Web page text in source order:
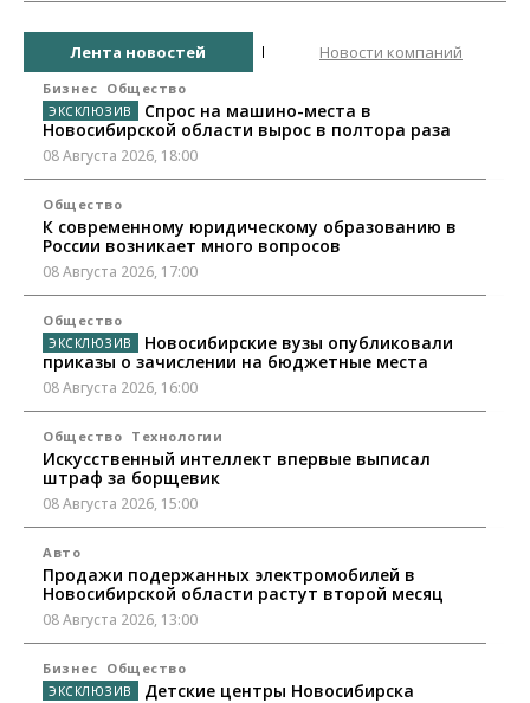
Лента новостей Новости компаний
Бизнес Общество
Спрос на машино-места в
Новосибирской области вырос в полтора раза
08 Августа 2026, 18:00
Общество
К современному юридическому образованию в
России возникает много вопросов
08 Августа 2026, 17:00
Общество
Новосибирские вузы опубликовали
приказы о зачислении на бюджетные места
08 Августа 2026, 16:00
Общество Технологии
Искусственный интеллект впервые выписал
штраф за борщевик
08 Августа 2026, 15:00
Авто
Продажи подержанных электромобилей в
Новосибирской области растут второй месяц
08 Августа 2026, 13:00
Бизнес Общество
Детские центры Новосибирска